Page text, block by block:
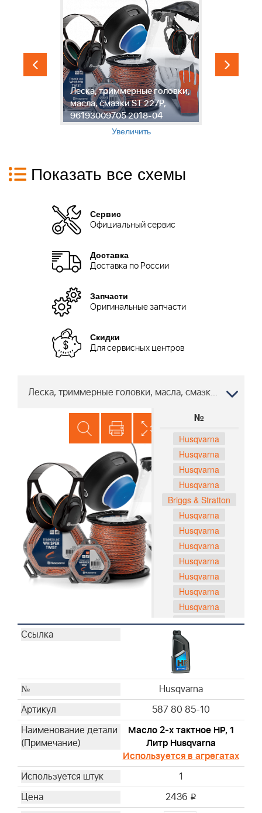
Леска, триммерные головки,
масла, смазки ST 227P,
96193009705 2018-04
Увеличить
Показать все схемы
Сервис
Официальный сервис
Доставка
Доставка по России
Запчасти
Оригинальные запчасти
Скидки
Для сервисных центров
Леска, триммерные головки, масла, смазки ST 227P, 96193009705 2018-04
№
Husqvarna
Husqvarna
Husqvarna
Husqvarna
Briggs & Stratton
Husqvarna
Husqvarna
Husqvarna
Husqvarna
Husqvarna
Husqvarna
Husqvarna
Husqvarna
Husqvarna
Husqvarna
Husqvarna
Husqvarna
Husqvarna
Husqvarna
Husqvarna
Husqvarna
Husqvarna
Husqvarna
Husqvarna
Husqvarna
Husqvarna
587 80 85-10
Масло 2-х тактное HP, 1
Литр Husqvarna
Используется в агрегатах
1
2436 i